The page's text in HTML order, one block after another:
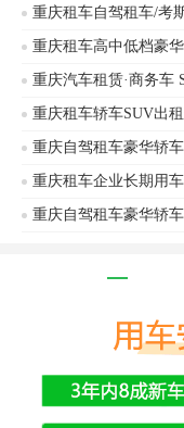
重庆自驾租车豪华轿
重庆租车企业长期用
重庆自驾租车豪华轿